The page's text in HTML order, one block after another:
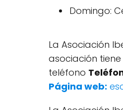
Domingo:
La Asociación
asociación
teléfono
Página web: